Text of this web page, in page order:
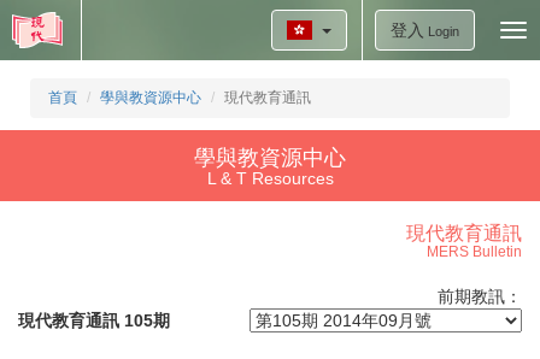
登入 Login
首頁 學與教資源中心 現代教育通訊
學與教資源中心
L & T Resources
現代教育通訊
MERS Bulletin
現代教育通訊 105期
前期教訊：